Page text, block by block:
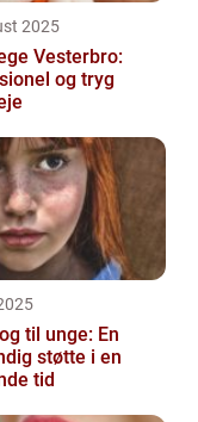
2025
Vesterbro:
og tryg
til unge: En
støtte i en
tid